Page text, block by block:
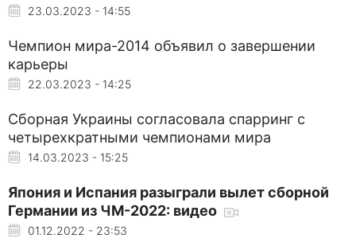
23.03.2023 - 14:55
Чемпион мира-2014 объявил о завершении
карьеры
22.03.2023 - 14:25
Сборная Украины согласовала спарринг с
четырехкратными чемпионами мира
14.03.2023 - 15:25
Япония и Испания разыграли вылет сборной
Германии из ЧМ-2022: видео
01.12.2022 - 23:53